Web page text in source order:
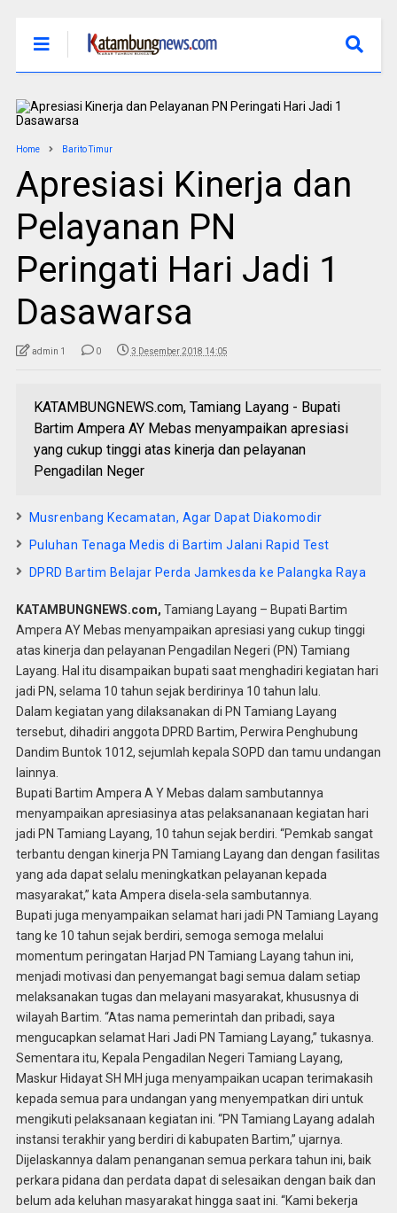
Home Barito Timur
Apresiasi Kinerja dan
Pelayanan PN
Peringati Hari Jadi 1
Dasawarsa
admin 1 0 3 Desember 2018 14:05
KATAMBUNGNEWS.com, Tamiang Layang - Bupati
Bartim Ampera AY Mebas menyampaikan apresiasi
yang cukup tinggi atas kinerja dan pelayanan
Pengadilan Neger
Musrenbang Kecamatan, Agar Dapat Diakomodir
Puluhan Tenaga Medis di Bartim Jalani Rapid Test
DPRD Bartim Belajar Perda Jamkesda ke Palangka Raya
KATAMBUNGNEWS.com, Tamiang Layang – Bupati Bartim
Ampera AY Mebas menyampaikan apresiasi yang cukup tinggi
atas kinerja dan pelayanan Pengadilan Negeri (PN) Tamiang
Layang. Hal itu disampaikan bupati saat menghadiri kegiatan hari
jadi PN, selama 10 tahun sejak berdirinya 10 tahun lalu.
Dalam kegiatan yang dilaksanakan di PN Tamiang Layang
tersebut, dihadiri anggota DPRD Bartim, Perwira Penghubung
Dandim Buntok 1012, sejumlah kepala SOPD dan tamu undangan
lainnya.
Bupati Bartim Ampera A Y Mebas dalam sambutannya
menyampaikan apresiasinya atas pelaksananaan kegiatan hari
jadi PN Tamiang Layang, 10 tahun sejak berdiri. “Pemkab sangat
terbantu dengan kinerja PN Tamiang Layang dan dengan fasilitas
yang ada dapat selalu meningkatkan pelayanan kepada
masyarakat,” kata Ampera disela-sela sambutannya.
Bupati juga menyampaikan selamat hari jadi PN Tamiang Layang
tang ke 10 tahun sejak berdiri, semoga semoga melalui
momentum peringatan Harjad PN Tamiang Layang tahun ini,
menjadi motivasi dan penyemangat bagi semua dalam setiap
melaksanakan tugas dan melayani masyarakat, khususnya di
wilayah Bartim. “Atas nama pemerintah dan pribadi, saya
mengucapkan selamat Hari Jadi PN Tamiang Layang,” tukasnya.
Sementara itu, Kepala Pengadilan Negeri Tamiang Layang,
Maskur Hidayat SH MH juga menyampaikan ucapan terimakasih
kepada semua para undangan yang menyempatkan diri untuk
mengikuti pelaksanaan kegiatan ini. “PN Tamiang Layang adalah
instansi terakhir yang berdiri di kabupaten Bartim,” ujarnya.
Dijelaskannya dalam penanganan semua perkara tahun ini, baik
perkara pidana dan perdata dapat di selesaikan dengan baik dan
belum ada keluhan masyarakat hingga saat ini. “Kami bekerja